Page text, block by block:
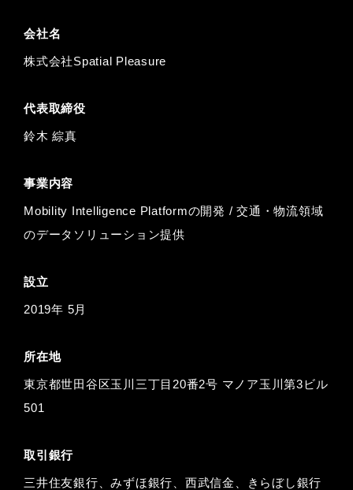
会社名
株式会社Spatial Pleasure
代表取締役
鈴⽊ 綜真
事業内容
Mobility Intelligence Platformの開発 / 交通・物流領域
のデータソリューション提供
設立
2019年 5月
所在地
東京都世田谷区玉川三丁目20番2号 マノア玉川第3ビル
501
取引銀行
三井住友銀行、みずほ銀行、西武信金、きらぼし銀行